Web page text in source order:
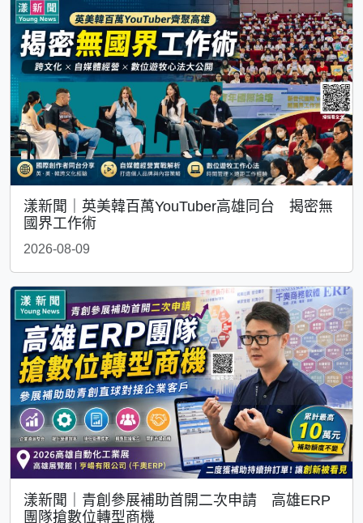
漾新聞｜英美韓百萬YouTuber高雄同台 揭密無
國界工作術
2026-08-09
漾新聞｜青創參展補助首開二次申請 高雄ERP
團隊搶數位轉型商機